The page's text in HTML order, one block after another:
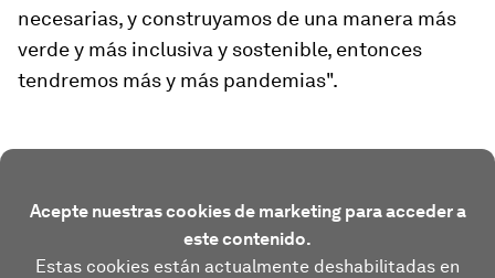
necesarias, y construyamos de una manera más
verde y más inclusiva y sostenible, entonces
tendremos más y más pandemias".
Acepte nuestras cookies de marketing para acceder a
este contenido.
Estas cookies están actualmente deshabilitadas en